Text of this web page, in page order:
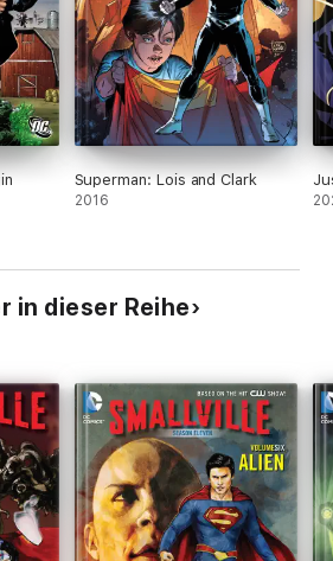
Superman: Lois and Clark
2016
in dieser Reihe